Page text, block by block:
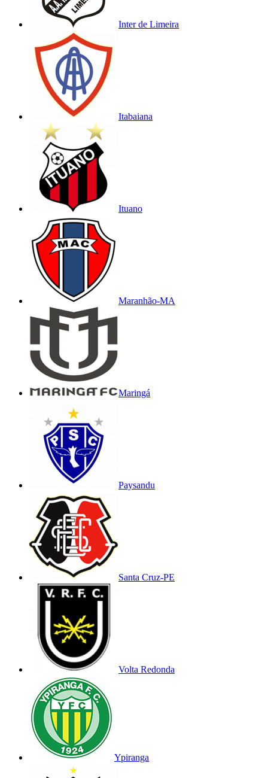
Inter de Limeira
Itabaiana
Ituano
Maranhão-MA
Maringá
Paysandu
Santa Cruz-PE
Volta Redonda
Ypiranga